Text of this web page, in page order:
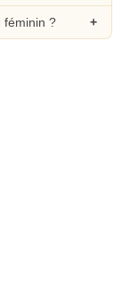
féminin ?